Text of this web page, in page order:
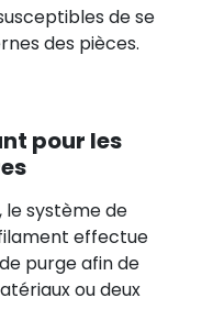
de se
des pièces.
pour les
, le système de
effectue
purge afin de
ou deux